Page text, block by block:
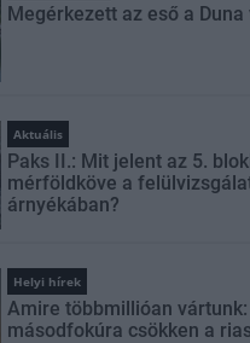
Megérkezett az eső a
Aktuális
Paks II.: Mit jelent az 5.
mérföldköve a
árnyékában?
Helyi hírek
Amire többmillióan
másodfokúra csökken a